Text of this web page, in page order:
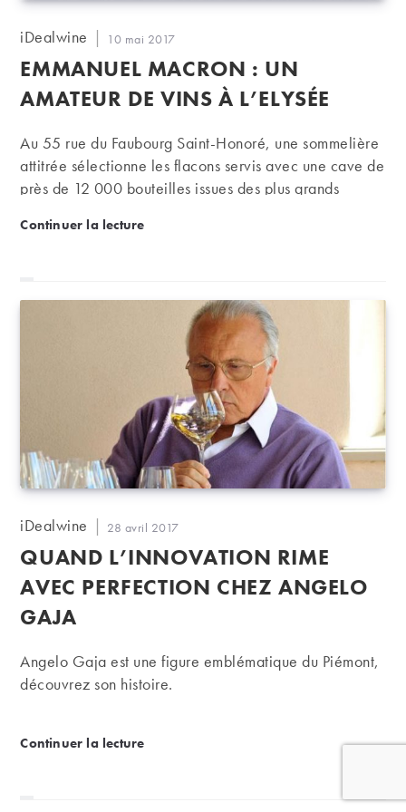
Auteur/autrice
la
publication :
iDealwine
Publication
publiée :
10 mai 2017
EMMANUEL MACRON : UN
AMATEUR DE VINS À L’ELYSÉE
Au 55 rue du Faubourg Saint-Honoré, une sommelière
attitrée sélectionne les flacons servis avec une cave de
près de 12 000 bouteilles issues des plus grands
François Hollande en passant par Nicolas Sarkozy,
pour la dive bouteille, pourrait faire exception.
L'occasion pour le vin français d'être enfin soutenu et
non plus combattu ? « S'ils pouvaient avoir un avis sur
les menus, jamais je ne les ai vus intervenir dans le
Continuer la lectureEmmanuel Macron : un amateur de vins à l’Elysée
Auteur/autrice
la
publication :
iDealwine
Publication
publiée :
28 avril 2017
QUAND L’INNOVATION RIME
AVEC PERFECTION CHEZ ANGELO
GAJA
Angelo Gaja est une figure emblématique du Piémont,
découvrez son histoire.
Continuer la lectureQuand l’innovation rime avec perfection chez